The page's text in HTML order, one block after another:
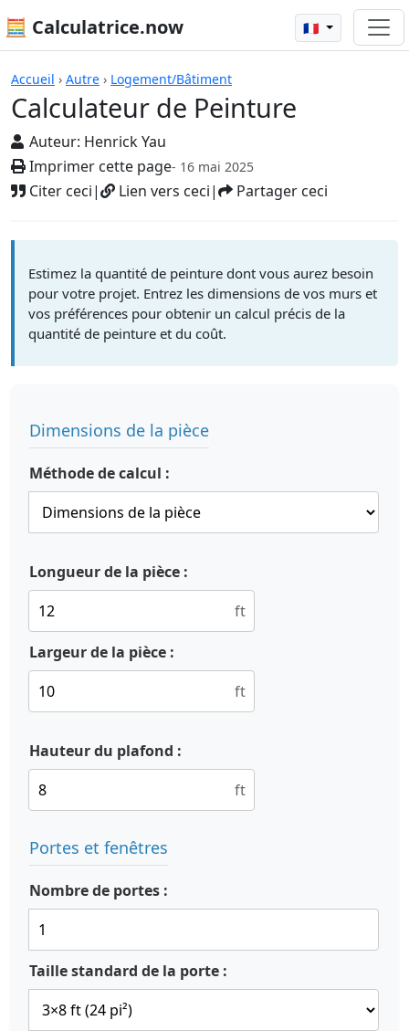
🧮 Calculatrice.now 🇫🇷
Accueil › Autre › Logement/Bâtiment
Calculateur de Peinture
Auteur: Henrick Yau
Imprimer cette page- 16 mai 2025
Citer ceci| Lien vers ceci| Partager ceci
Calculatrices
Estimez la quantité de peinture dont vous aurez besoin
pour votre projet. Entrez les dimensions de vos murs et
vos préférences pour obtenir un calcul précis de la
quantité de peinture et du coût.
Dimensions de la pièce
Méthode de calcul :
Longueur de la pièce :
ft
Largeur de la pièce :
ft
Hauteur du plafond :
ft
Portes et fenêtres
Nombre de portes :
Taille standard de la porte :